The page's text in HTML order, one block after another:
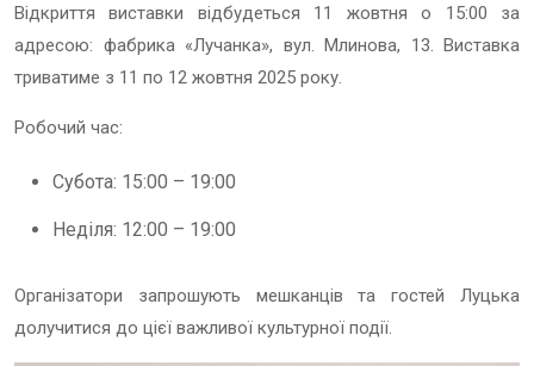
Відкриття виставки відбудеться 11 жовтня о 15:00 за
адресою: фабрика «Лучанка», вул. Млинова, 13. Виставка
триватиме з 11 по 12 жовтня 2025 року.
Робочий час:
Субота: 15:00 – 19:00
Неділя: 12:00 – 19:00
Організатори запрошують мешканців та гостей Луцька
долучитися до цієї важливої культурної події.